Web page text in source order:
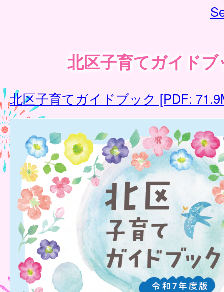
北区子育てガイドブ
北区子育てガイドブック [PDF: